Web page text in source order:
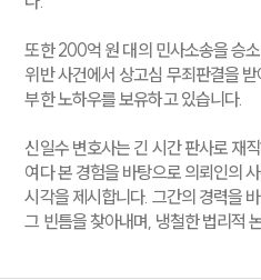
또한 200억 원 대의 민사소송을 승
위반 사건에서 상고심 무죄판결을
부한 노하우를 보유하고 있습니다.
신일수 변호사는 긴 시간 판사로 재
여다 본 경험을 바탕으로 의뢰인의
시각을 제시합니다. 그간의 경력을
그 빈틈을 찾아내며, 냉철한 법리적